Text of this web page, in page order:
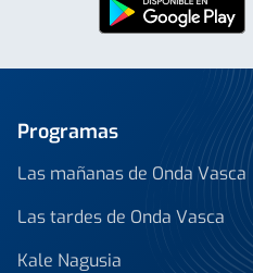
Programas
Las mañanas de Onda Vasca
Las tardes de Onda Vasca
Kale Nagusia